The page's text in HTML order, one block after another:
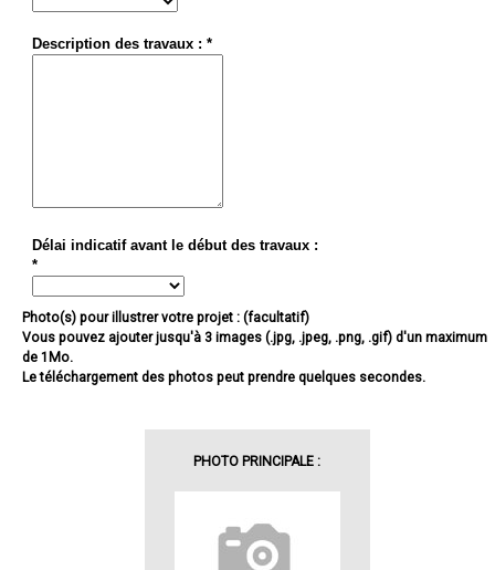
Description des travaux : *
Délai indicatif avant le début des travaux :
*
Photo(s) pour illustrer votre projet : (facultatif)
Vous pouvez ajouter jusqu'à 3 images (.jpg, .jpeg, .png, .gif) d'un maximum
de 1Mo.
Le téléchargement des photos peut prendre quelques secondes.
PHOTO PRINCIPALE :